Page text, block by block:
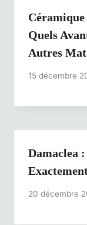
Quels
Autres
15 décembre
Damaclea
20 décembre